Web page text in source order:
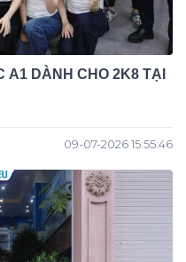
A1 DÀNH CHO 2K8 TẠI
09-07-2026 15:55:46